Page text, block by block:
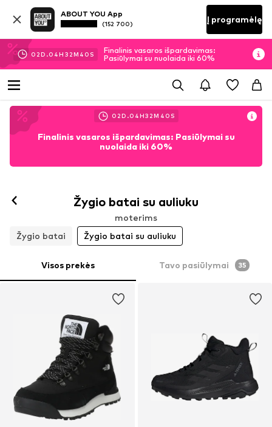
ABOUT YOU App
(152 700) Į programėlę
02D.04H 32M 39 S
Finalinis vasaros išpardavimas:
Pasiūlymai su nuolaida iki 60%
02D.04H32M 39 S
Finalinis vasaros išpardavimas: Pasiūlymai su
nuolaida iki 60%
Žygio batai su auliuku
moterims
Žygio batai
Žygio batai su auliuku
Visos prekės Tavo pasiūlymai 35